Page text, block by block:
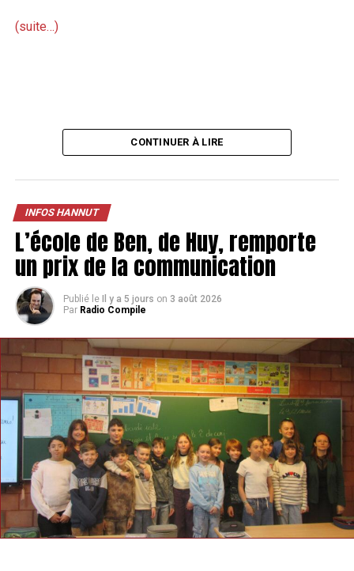
(suite…)
CONTINUER À LIRE
INFOS HANNUT
L’école de Ben, de Huy, remporte
un prix de la communication
Publié le Il y a 5 jours on 3 août 2026
Par Radio Compile